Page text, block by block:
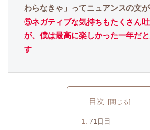
わらなきゃ」ってニュアンスの文
⑤ネガティブな気持ちもたくさん
が、僕は最高に楽しかった一年だ
す
目次
71日目